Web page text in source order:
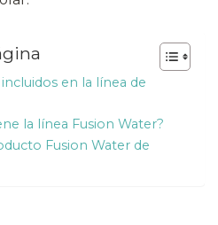
en la línea de
la línea Fusion Water?
Fusion Water de